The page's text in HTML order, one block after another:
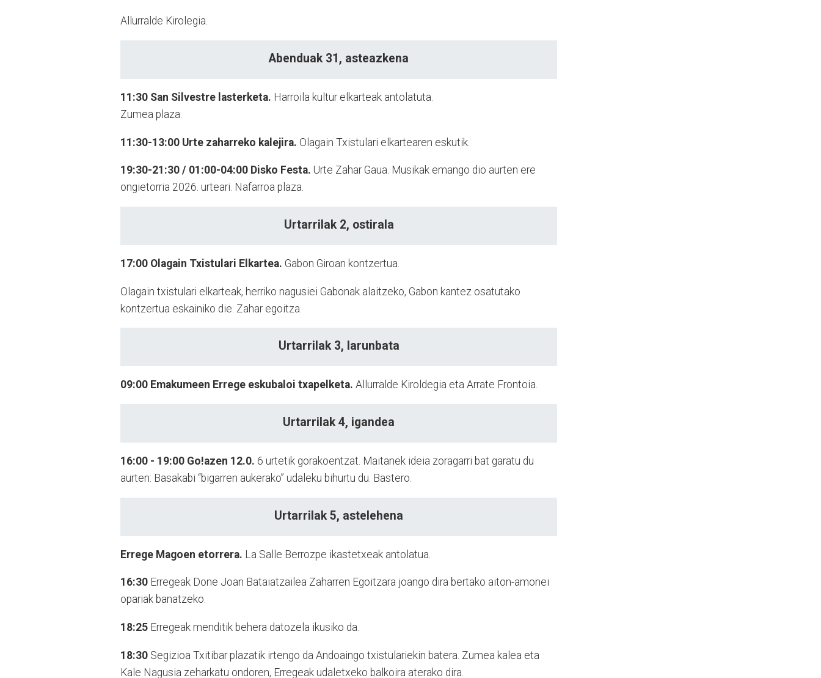
Allurralde Kirolegia.
Abenduak 31, asteazkena
11:30 San Silvestre lasterketa. Harroila kultur elkarteak antolatuta.
Zumea plaza.
11:30-13:00 Urte zaharreko kalejira. Olagain Txistulari elkartearen eskutik.
19:30-21:30 / 01:00-04:00 Disko Festa. Urte Zahar Gaua. Musikak emango dio aurten ere
ongietorria 2026. urteari. Nafarroa plaza.
Urtarrilak 2, ostirala
17:00 Olagain Txistulari Elkartea. Gabon Giroan kontzertua.
Olagain txistulari elkarteak, herriko nagusiei Gabonak alaitzeko, Gabon kantez osatutako
kontzertua eskainiko die. Zahar egoitza.
Urtarrilak 3, larunbata
09:00 Emakumeen Errege eskubaloi txapelketa. Allurralde Kiroldegia eta Arrate Frontoia.
Urtarrilak 4, igandea
16:00 - 19:00 Go!azen 12.0. 6 urtetik gorakoentzat. Maitanek ideia zoragarri bat garatu du
aurten: Basakabi “bigarren aukerako” udaleku bihurtu du. Bastero.
Urtarrilak 5, astelehena
Errege Magoen etorrera. La Salle Berrozpe ikastetxeak antolatua.
16:30 Erregeak Done Joan Bataiatzailea Zaharren Egoitzara joango dira bertako aiton-amonei
opariak banatzeko.
18:25 Erregeak menditik behera datozela ikusiko da.
18:30 Segizioa Txitibar plazatik irtengo da Andoaingo txistulariekin batera. Zumea kalea eta
Kale Nagusia zeharkatu ondoren, Erregeak udaletxeko balkoira aterako dira.